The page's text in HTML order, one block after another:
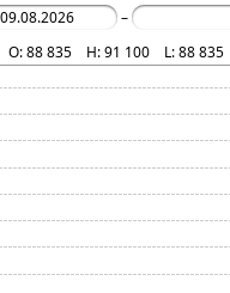
–
O:88 835 H:91 100 L:88 835